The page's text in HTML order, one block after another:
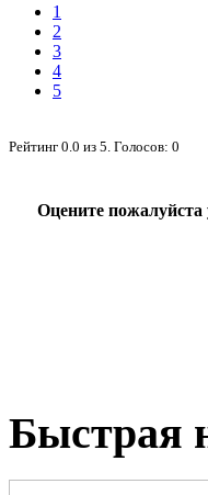
1
2
3
4
5
Рейтинг 0.0 из 5 . Голосов: 0
Оцените пожалуйста
Быстрая